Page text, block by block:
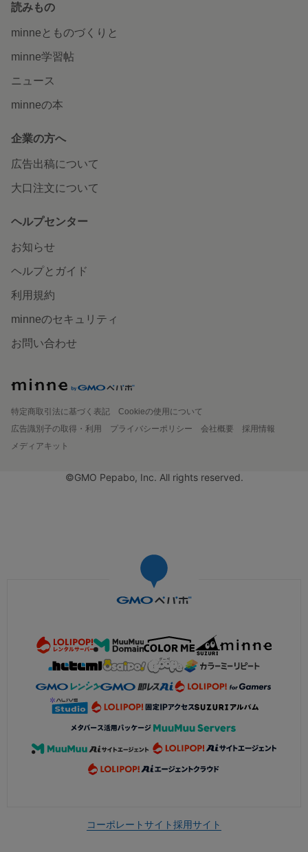
読みもの
minneとものづくりと
minne学習帖
ニュース
minneの本
企業の方へ
広告出稿について
大口注文について
ヘルプセンター
お知らせ
ヘルプとガイド
利用規約
minneのセキュリティ
お問い合わせ
特定商取引法に基づく表記
Cookieの使用について
広告識別子の取得・利用
プライバシーポリシー 会社概要
採用情報
メディアキット
©GMO Pepabo, Inc. All rights reserved.
コーポレートサイト採用サイト